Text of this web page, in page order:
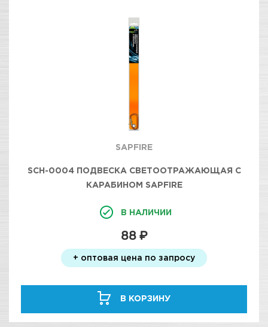
SAPFIRE
SCH-0004 ПОДВЕСКА СВЕТООТРАЖАЮЩАЯ С
КАРАБИНОМ SAPFIRE
В НАЛИЧИИ
88 ₽
+ оптовая цена по запросу
В КОРЗИНУ